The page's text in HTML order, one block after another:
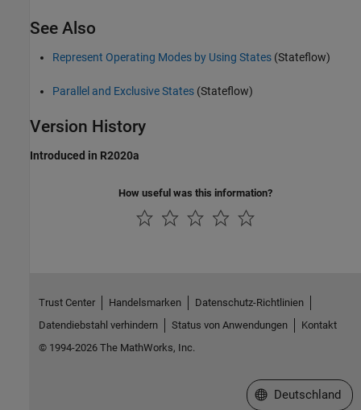
See Also
Represent Operating Modes by Using States (Stateflow)
Parallel and Exclusive States (Stateflow)
Version History
Introduced in R2020a
How useful was this information?
Trust Center Handelsmarken
Datenschutz-Richtlinien
Datendiebstahl verhindern
Status von Anwendungen
Kontakt
© 1994-2026 The MathWorks, Inc.
Website auswählen
Deutschland